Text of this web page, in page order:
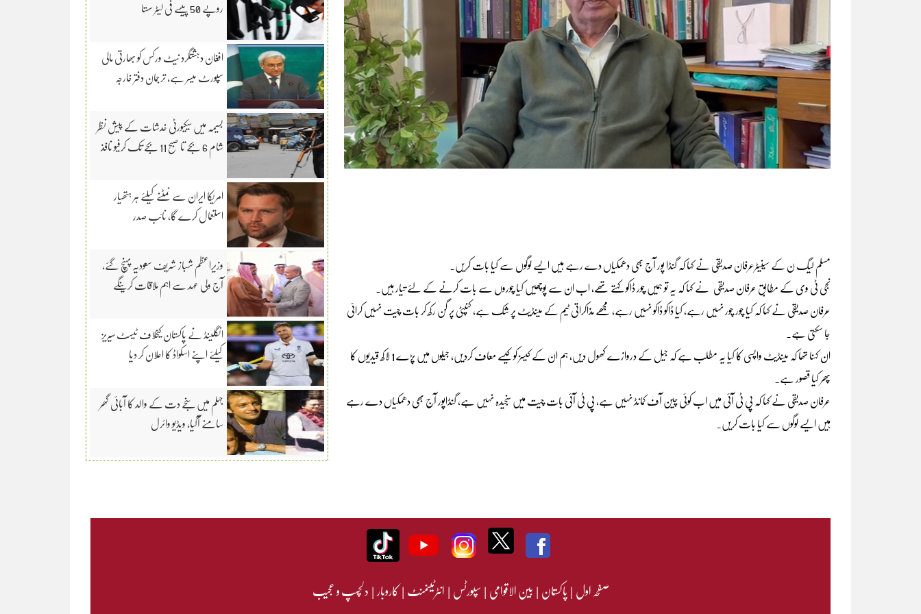
مسلم لیگ ن کے سینیٹرعرفان صدیقی نے کہا کہ گنڈا پور آج بھی دھمکیاں دے رہے ہیں ایسے لوگوں سے کیا بات کریں۔
نجی ٹی وی کے مطابق عرفان صدیقی نے کہا کہ یہ تو ہمیں چور ڈاکو کہتے تھے، اب ان سے پوچھیں کیا چوروں سے بات کرنے کے لئے تیار ہیں۔
عرفان صدیقی نے کہا کہ کیا چور چور نہیں رہے، کیا ڈاکو ڈاکو نہیں رہے، مجھے مذاکراتی ٹیم کے مینڈیٹ پر شک ہے، کنپٹی پر گن رکھ کر بات چیت نہیں کرائی
جا سکتی ہے۔
ان کہنا تھا کہ مینڈیٹ واپسی کا کیا یہ مطلب ہے کہ جیل کے دروازے کھول دیں، ہم ان کے کیسز کو کیسے معاف کردیں، جیلوں میں پڑے 1 لاکھ قیدیوں کا
پھر کیا قصور ہے۔
عرفان صدیقی نے کہا کہ پی ٹی آئی میں اب کوئی چین آف کمانڈ نہیں ہے، پی ٹی آئی بات چیت میں سنجیدہ نہیں ہے، گنڈاپور آج بھی دھمکیاں دے رہے
ہیں ایسے لوگوں سے کیا بات کریں۔
روپے 50 پیسے فی لیٹر سستا
افغان دہشتگرد نیٹ ورکس کو بھارتی مالی
سپورٹ میسر ہے، ترجمان دفتر خارجہ
بسیمہ میں سیکیورٹی خدشات کے پیش نظر
شام 6 بجے تا صبح 11 بجے تک کرفیو نافذ
امریکا ایران سے نمٹنے کیلئے ہر ہتھیار
استعمال کرے گا، نائب صدر
وزیراعظم شہباز شریف سعودیہ پہنچ گئے،
آج ولی عہد سے اہم ملاقات کرینگے
انگلینڈ نے پاکستان کیخلاف ٹیسٹ سیریز
کیلئے اپنے اسکواڈ کا اعلان کر دیا
جہلم میں سنجے دت کے والد کا آبائی گھر
سامنے آگیا، ویڈیو وائرل
صفحہ اول|پاکستان|بین الاقوامی|سپورٹس|انٹرٹینمنٹ|کاروبار|دلچسپ و عجیب